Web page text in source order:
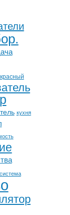
кухня
система